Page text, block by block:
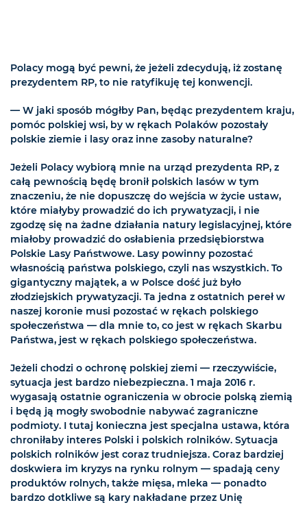
Polacy mogą być pewni, że jeżeli zdecydują, iż zostanę
prezydentem RP, to nie ratyfikuję tej konwencji.
— W jaki sposób mógłby Pan, będąc prezydentem kraju,
pomóc polskiej wsi, by w rękach Polaków pozostały
polskie ziemie i lasy oraz inne zasoby naturalne?
Jeżeli Polacy wybiorą mnie na urząd prezydenta RP, z
całą pewnością będę bronił polskich lasów w tym
znaczeniu, że nie dopuszczę do wejścia w życie ustaw,
które miałyby prowadzić do ich prywatyzacji, i nie
zgodzę się na żadne działania natury legislacyjnej, które
miałoby prowadzić do osłabienia przedsiębiorstwa
Polskie Lasy Państwowe. Lasy powinny pozostać
własnością państwa polskiego, czyli nas wszystkich. To
gigantyczny majątek, a w Polsce dość już było
złodziejskich prywatyzacji. Ta jedna z ostatnich pereł w
naszej koronie musi pozostać w rękach polskiego
społeczeństwa — dla mnie to, co jest w rękach Skarbu
Państwa, jest w rękach polskiego społeczeństwa.
Jeżeli chodzi o ochronę polskiej ziemi — rzeczywiście,
sytuacja jest bardzo niebezpieczna. 1 maja 2016 r.
wygasają ostatnie ograniczenia w obrocie polską ziemią
i będą ją mogły swobodnie nabywać zagraniczne
podmioty. I tutaj konieczna jest specjalna ustawa, która
chroniłaby interes Polski i polskich rolników. Sytuacja
polskich rolników jest coraz trudniejsza. Coraz bardziej
doskwiera im kryzys na rynku rolnym — spadają ceny
produktów rolnych, także mięsa, mleka — ponadto
bardzo dotkliwe są kary nakładane przez Unię